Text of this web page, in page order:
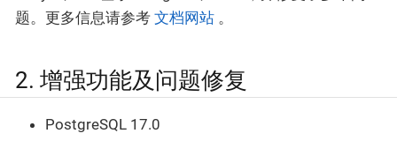
题。更多信息请参考 文档网站 。
2. 增强功能及问题修复
PostgreSQL 17.0